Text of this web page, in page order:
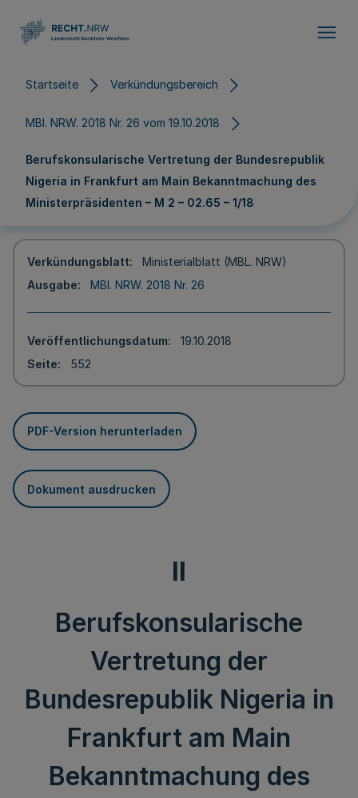
Startseite Verkündungsbereich
MBl. NRW. 2018 Nr. 26 vom 19.10.2018
Berufskonsularische Vertretung der Bundesrepublik
Nigeria in Frankfurt am Main Bekanntmachung des
Ministerpräsidenten – M 2 – 02.65 – 1/18
Verkündungsblatt
Ministerialblatt (MBL. NRW)
Ausgabe
MBl. NRW. 2018 Nr. 26
Veröffentlichungsdatum
19.10.2018
Seite
552
PDF-Version herunterladen
Dokument ausdrucken
II
Berufskonsularische
Vertretung der
Bundesrepublik Nigeria in
Frankfurt am Main
Bekanntmachung des